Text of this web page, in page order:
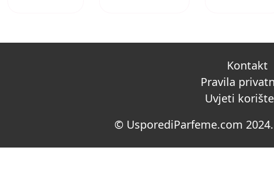
Kontakt
Pravila
Uvjeti
© UsporediParfeme.com